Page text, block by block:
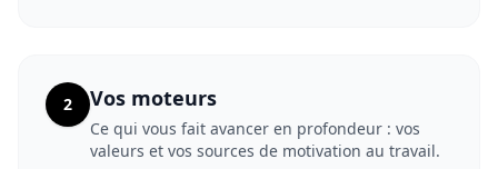
2 Vos moteurs
Ce qui vous fait avancer en profondeur : vos
valeurs et vos sources de motivation au travail.